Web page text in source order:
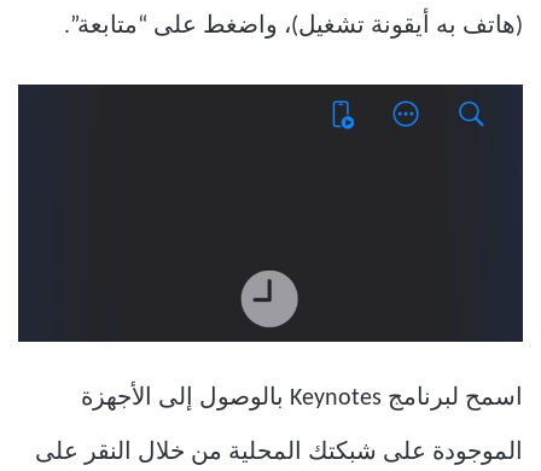
(هاتف به أيقونة تشغيل)، واضغط على “متابعة”.
اسمح لبرنامج Keynotes بالوصول إلى الأجهزة
الموجودة على شبكتك المحلية من خلال النقر على